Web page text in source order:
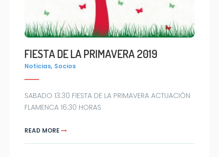
FIESTA DE LA PRIMAVERA 2019
Noticias, Socios
SABADO 13:30 FIESTA DE LA PRIMAVERA ACTUACIÓN
FLAMENCA 16:30 HORAS
READ MORE